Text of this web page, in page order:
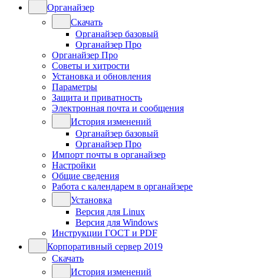
Органайзер
Скачать
Органайзер базовый
Органайзер Про
Органайзер Про
Советы и хитрости
Установка и обновления
Параметры
Защита и приватность
Электронная почта и сообщения
История изменений
Органайзер базовый
Органайзер Про
Импорт почты в органайзер
Настройки
Общие сведения
Работа с календарем в органайзере
Установка
Версия для Linux
Версия для Windows
Инструкции ГОСТ и PDF
Корпоративный сервер 2019
Скачать
История изменений